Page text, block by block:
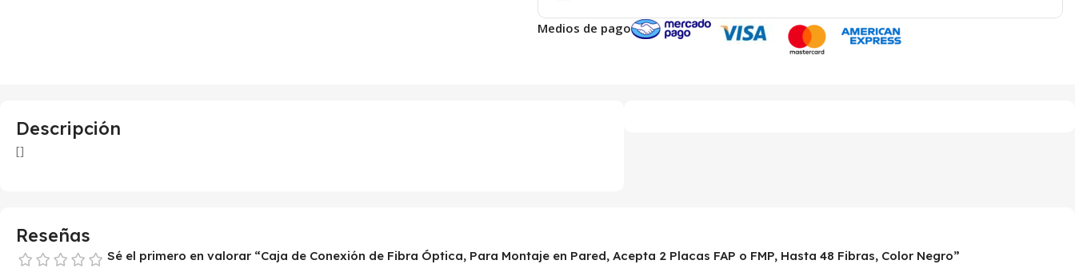
Medios de pago
Descripción
[]
Reseñas
Sé el primero en valorar “Caja de Conexión de Fibra Óptica, Para Montaje en Pared, Acepta 2 Placas FAP o FMP, Hasta 48 Fibras, Color Negro”